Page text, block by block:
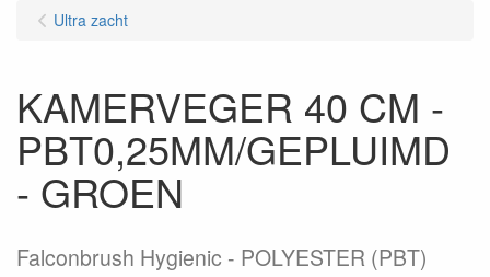
Ultra zacht
KAMERVEGER 40 CM -
PBT0,25MM/GEPLUIMD
- GROEN
Falconbrush Hygienic - POLYESTER (PBT)